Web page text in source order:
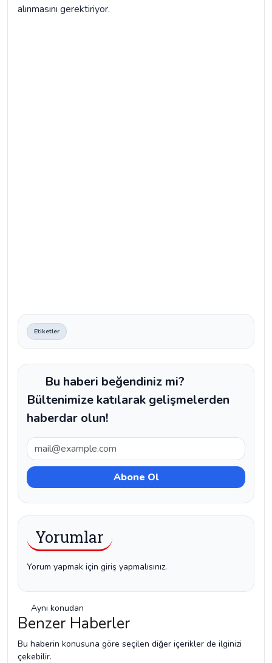
alınmasını gerektiriyor.
Etiketler
Bu haberi beğendiniz mi?
Bültenimize katılarak gelişmelerden
haberdar olun!
Yorumlar
Yorum yapmak için giriş yapmalısınız.
Aynı konudan
Benzer Haberler
Bu haberin konusuna göre seçilen diğer içerikler de ilginizi
çekebilir.